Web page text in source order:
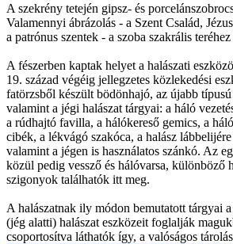
A szekrény tetején gipsz- és
Valamennyi ábrázolás - a Szent Család,
a patrónus szentek - a szoba szakrális
A fészerben kaptak helyet a halászati
19. század végéig jellegzetes közlekedési
fatörzsből készült bödönhajó, az újabb
valamint a jégi halászat tárgyai: a háló
a rúdhajtó favilla, a hálókereső gemics, a
cibék, a lékvágó szakóca, a halász
valamint a jégen is használatos szánkó. Az
közül pedig vessző és hálóvarsa, különböző
szigonyok találhatók itt meg.
A halászatnak ily módon bemutatott tárgyai
(jég alatti) halászat eszközeit foglalják
csoportosítva láthatók így, a valóságos